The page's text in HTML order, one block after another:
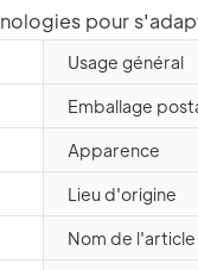
pour
Usage général
Emballage
Apparence
Lieu d'origine
Nom de l'article